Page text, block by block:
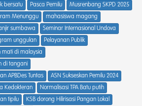
bersatu
Pasca Pemilu
Musrenbang SKPD 2025
Menunggu
mahasiswa magang
sumbawa
Seminar Internasional Undova
unggulan
Pelayanan Publik
mati di malaysia
di tangani
APBDes Tuntas
ASN Sukseskan Pemilu 2024
Kedokteran
Normalisasi TPA Batu putih
tipilu
KSB dorong Hilirisasi Pangan Lokal